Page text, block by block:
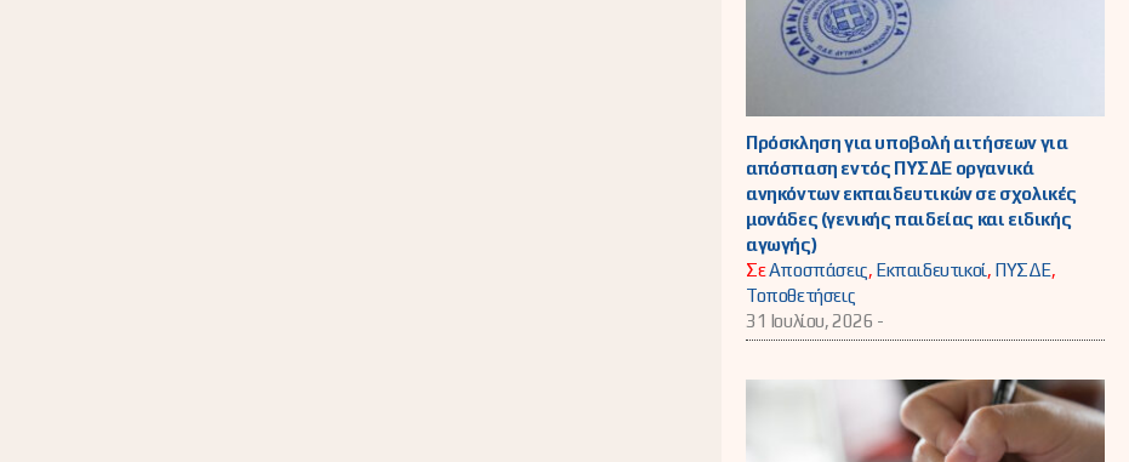
Πρόσκληση για υποβολή αιτήσεων για
απόσπαση εντός ΠΥΣΔΕ οργανικά
ανηκόντων εκπαιδευτικών σε σχολικές
μονάδες (γενικής παιδείας και ειδικής
αγωγής)
ΣεΑποσπάσεις, Εκπαιδευτικοί, ΠΥΣΔΕ,
Τοποθετήσεις
31 Ιουλίου, 2026 -